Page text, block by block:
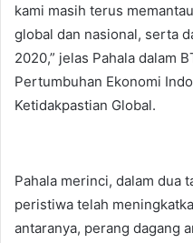
kami masih terus
global dan nasional, serta
2020,” jelas Pahala dalam
Pertumbuhan Ekonomi
Ketidakpastian Global.
Pahala merinci, dalam dua
peristiwa telah
antaranya, perang dagang